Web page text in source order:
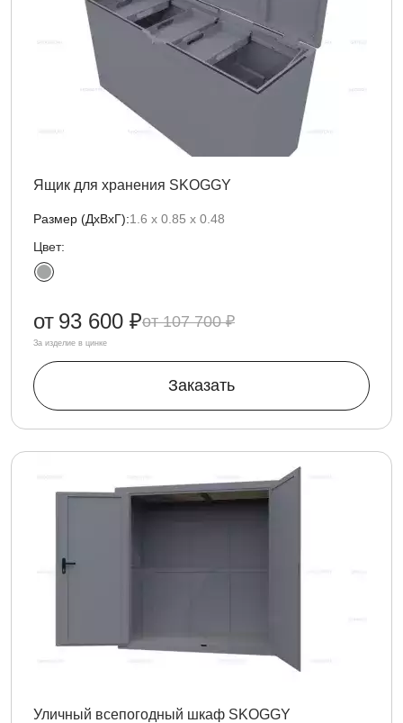
Ящик для хранения SKOGGY
Размер (ДxВxГ):1.6 х 0.85 x 0.48
Цвет:
107 700 ₽
от 93 600 ₽
За изделие в цинке
Заказать
Уличный всепогодный шкаф SKOGGY